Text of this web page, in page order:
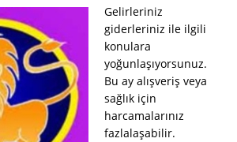
Gelirleriniz
giderleriniz ile ilgili
konulara
yoğunlaşıyorsunuz.
Bu ay alışveriş veya
sağlık için
harcamalarınız
fazlalaşabilir.